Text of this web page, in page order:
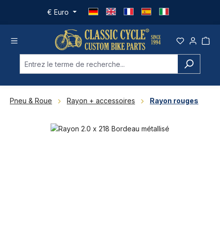
Passer au contenu principal
€ Euro
Pneu & Roue Rayon + accessoires Rayon rouges
Ignorer la galerie d'images